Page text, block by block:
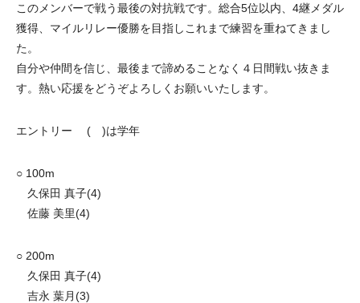
このメンバーで戦う最後の対抗戦です。総合5位以内、4継メダル
獲得、マイルリレー優勝を目指しこれまで練習を重ねてきまし
た。
自分や仲間を信じ、最後まで諦めることなく４日間戦い抜きま
す。熱い応援をどうぞよろしくお願いいたします。
エントリー ( )は学年
○ 100m
久保田 真子(4)
佐藤 美里(4)
○ 200m
久保田 真子(4)
吉永 葉月(3)